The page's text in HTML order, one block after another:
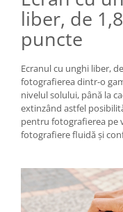
liber, de
puncte
Ecranul cu unghi liber,
fotografierea dintr-o
nivelul solului, până la
extinzând astfel
pentru fotografierea pe
fotografiere fluidă și